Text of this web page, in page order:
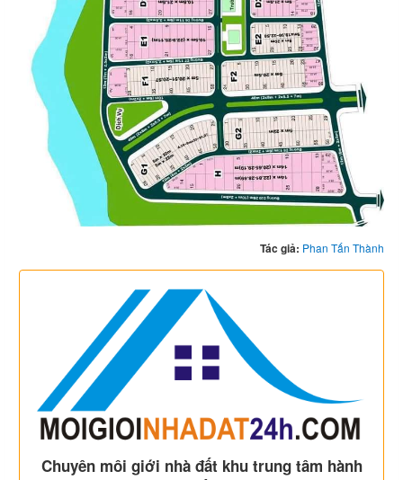
Tác giả: Phan Tấn Thành
Chuyên môi giới nhà đất khu trung tâm hành